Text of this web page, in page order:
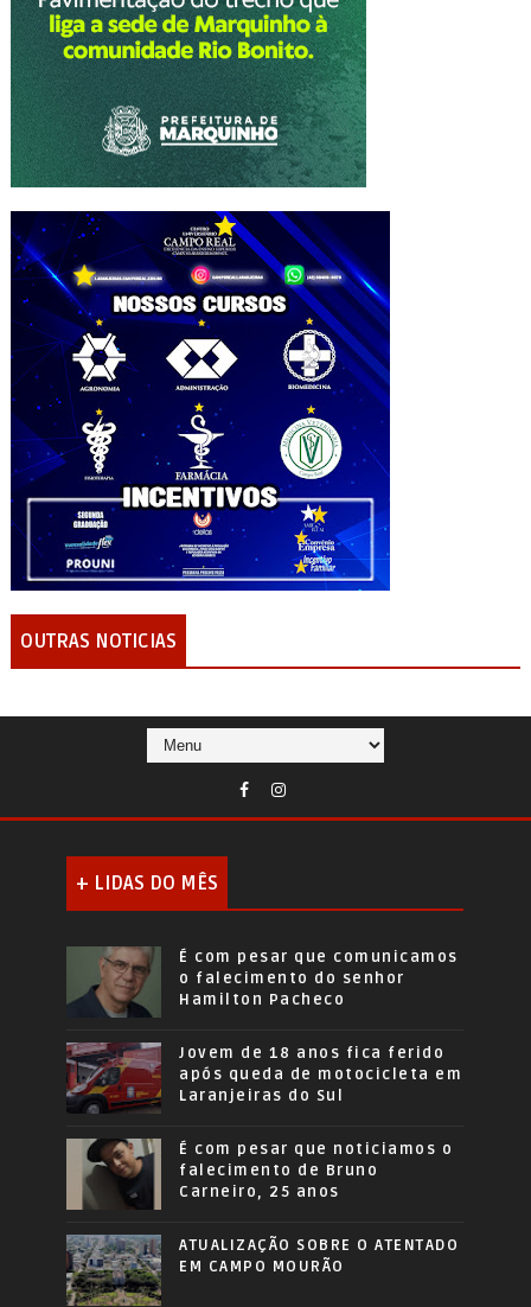
OUTRAS NOTICIAS
+ LIDAS DO MÊS
É com pesar que comunicamos
o falecimento do senhor
Hamilton Pacheco
Jovem de 18 anos fica ferido
após queda de motocicleta em
Laranjeiras do Sul
É com pesar que noticiamos o
falecimento de Bruno
Carneiro, 25 anos
ATUALIZAÇÃO SOBRE O ATENTADO
EM CAMPO MOURÃO